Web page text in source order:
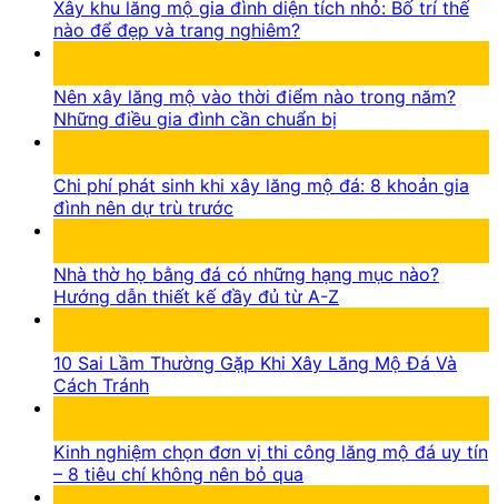
Xây khu lăng mộ gia đình diện tích nhỏ: Bố trí thế
nào để đẹp và trang nghiêm?
Nên xây lăng mộ vào thời điểm nào trong năm?
Những điều gia đình cần chuẩn bị
Chi phí phát sinh khi xây lăng mộ đá: 8 khoản gia
đình nên dự trù trước
Nhà thờ họ bằng đá có những hạng mục nào?
Hướng dẫn thiết kế đầy đủ từ A-Z
10 Sai Lầm Thường Gặp Khi Xây Lăng Mộ Đá Và
Cách Tránh
Kinh nghiệm chọn đơn vị thi công lăng mộ đá uy tín
– 8 tiêu chí không nên bỏ qua